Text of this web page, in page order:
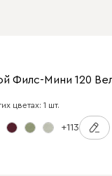
Филс-Мини 120
цветах: 1 шт.
+113